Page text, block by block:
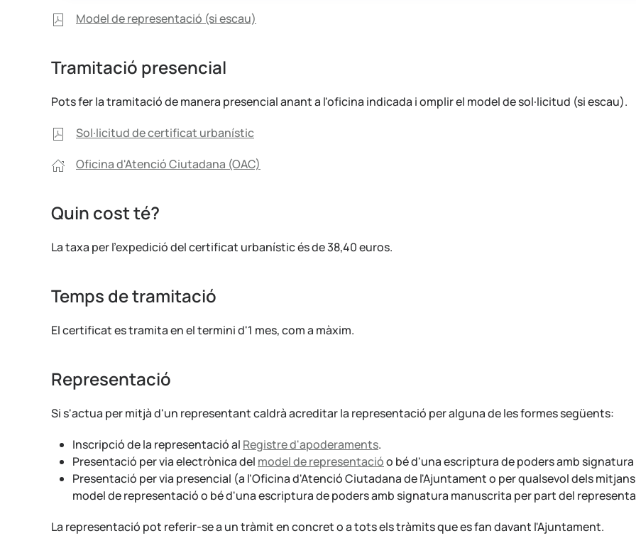
Model de representació (si escau)
Tramitació presencial
Pots fer la tramitació de manera presencial anant a l'oficina indicada i omplir el model de sol·licitud (si escau).
Sol·licitud de certificat urbanístic
Oficina d'Atenció Ciutadana (OAC)
Quin cost té?
La taxa per l'expedició del certificat urbanístic és de 38,40 euros.
Temps de tramitació
El certificat es tramita en el termini d'1 mes, com a màxim.
Representació
Si s'actua per mitjà d'un representant caldrà acreditar la representació per alguna de les formes següents:
Inscripció de la representació al Registre d'apoderaments.
Presentació per via electrònica del model de representacióo bé d'una escriptura de poders amb
Presentació per via presencial (a l'Oficina d'Atenció Ciutadana de l'Ajuntament o per qualsevol dels
model de representació o bé d'una escriptura de poders amb signatura manuscrita per part del
La representació pot referir-se a un tràmit en concret o a tots els tràmits que es fan davant l'Ajuntament.